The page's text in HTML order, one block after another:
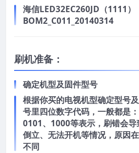
海信LED32EC260JD（1111）
BOM2_C011_20140314
刷机准备：
确定机型及固件型号
根据你买的电视机型确定型号
号里四位数字代码，一般都是
0101、1000等表示，刷错会
倒立、无法开机等情况，原因
不同